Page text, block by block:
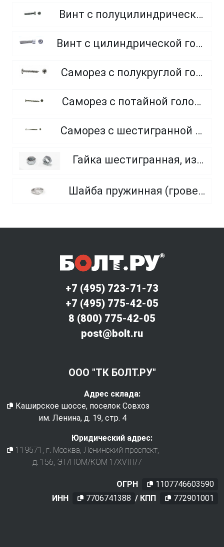
Винт с полуцилиндрической головкой полная резьба, из нержавеющей стали A2 и A4
Винт с цилиндрической головкой и внутренним шестигранником, из нержавеющей стали A2, A4
Саморез с полукруглой головкой и острым концом, из нержавеющей стали А2
Саморез с потайной головкой и острым концом, из нержавеющей стали A2
Саморез с шестигранной головкой и острым концом, из нержавеющей стали А2
Гайка шестигранная, из нержавеющей стали A2 и A4
Шайба пружинная (гровер) из нержавеющей стали A1, A2, A4
+7 (495) 723-71-73
+7 (495) 775-42-05
8 (800) 775-42-05
post@bolt.ru
ООО "ТК БОЛТ.РУ"
Адрес склада:
Каширское шоссе, поселок Совхоз
им. Ленина, д. 19, стр. 4
Юридический адрес:
119571 , г. Москва, Ленинский проспект,
д. 156, ЭТ/ПОМ/КОМ 1/XVIII/7
ОГРН
1107746603590
ИНН
7706741388 / КПП 772901001